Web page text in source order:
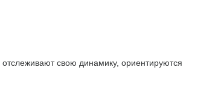
свою динамику, ориентируются